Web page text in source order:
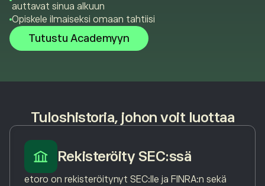
auttavat sinua alkuun
Opiskele ilmaiseksi omaan tahtiisi
Tutustu Academyyn
Tuloshistoria, johon voit luottaa
Rekisteröity SEC:ssä
etoro on rekisteröitynyt SEC:lle ja FINRA:n sekä